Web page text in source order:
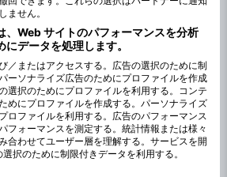
ません。
、Web サイトのパフォーマンスを分析
データを処理します。
／またはアクセスする。広告の選択のために制
ーソナライズ広告のためにプロファイルを作成
選択のためにプロファイルを利用する。コンテ
めにプロファイルを作成する。パーソナライズ
ロファイルを利用する。広告のパフォーマンス
フォーマンスを測定する。統計情報または様々
合わせてユーザー層を理解する。サービスを開
択のために制限付きデータを利用する。